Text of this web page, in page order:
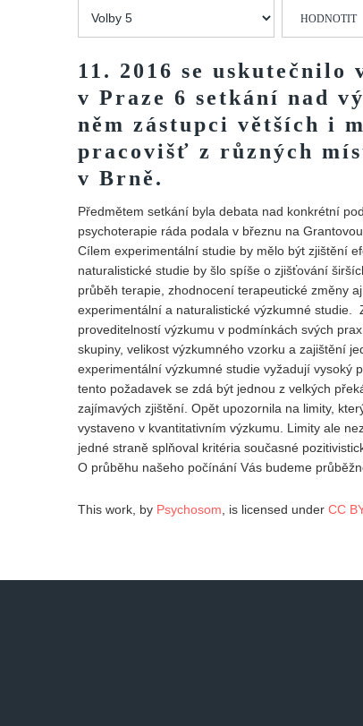
prosím
11. 2016 se
v Praze 6 setkání nad
něm zástupci větších i
pracovišť z různých
v Brně.
Předmětem setkání byla debata nad konkrétní
psychoterapie ráda podala v březnu na
Cílem experimentální studie by mělo být zjištění
naturalistické studie by šlo spíše o zjišťování
průběh terapie, zhodnocení terapeutické změny
experimentální a naturalistické výzkumné studie.
proveditelností výzkumu v podmínkách svých
skupiny, velikost výzkumného vzorku a zajištění
experimentální výzkumné studie vyžadují vysoký
tento požadavek se zdá být jednou z velkých
zajímavých zjištění. Opět upozornila na limity,
vystaveno v kvantitativním výzkumu. Limity ale
jedné straně splňoval kritéria současné
O průběhu našeho počínání Vás budeme
This work, by Psychosom , is licensed under CC